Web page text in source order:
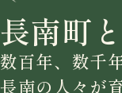
長南町
数百年、数千
長南の人々が